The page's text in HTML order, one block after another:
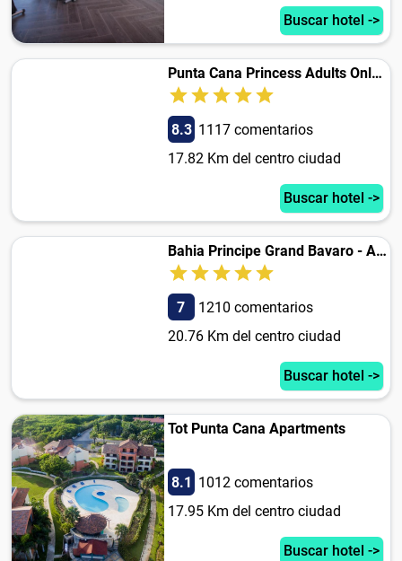
Buscar hotel ->
Punta Cana Princess Adults Only - All Inclusive
8.3 1117 comentarios
17.82 Km del centro ciudad
Buscar hotel ->
Bahia Principe Grand Bavaro - All Inclusive
7
1210 comentarios
20.76 Km del centro ciudad
Buscar hotel ->
Tot Punta Cana Apartments
8.1 1012 comentarios
17.95 Km del centro ciudad
Buscar hotel ->